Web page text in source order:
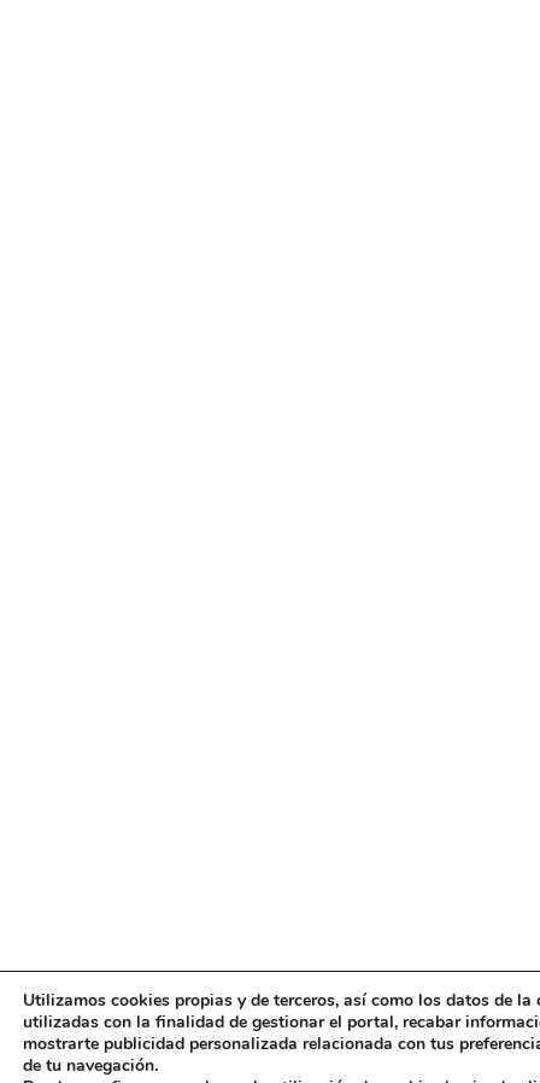
Utilizamos cookies propias y de terceros, así como los datos de
utilizadas con la finalidad de gestionar el portal, recabar
mostrarte publicidad personalizada relacionada con tus
de tu navegación.